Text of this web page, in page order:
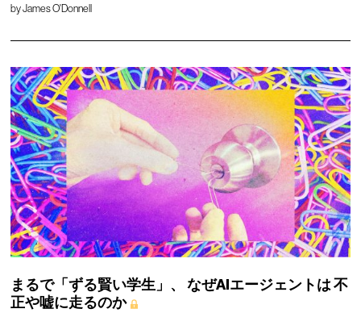
byJames O'Donnell
まるで「ずる賢い学生」、 なぜAIエージェントは不
正や嘘に走るのか